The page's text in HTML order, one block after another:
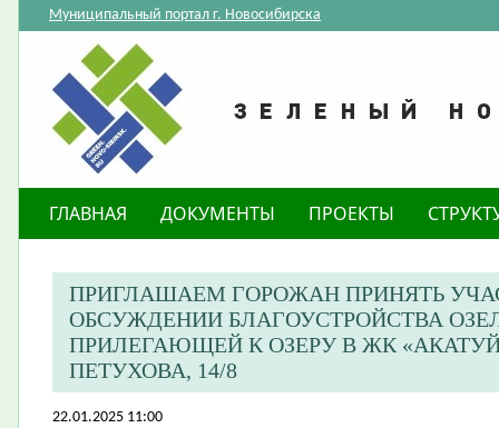
Муниципальный портал г. Новосибирска
ГЛАВНАЯ ДОКУМЕНТЫ ПРОЕКТЫ
ПРИГЛАШАЕМ ГОРОЖАН ПРИНЯТЬ
ОБСУЖДЕНИИ БЛАГОУСТРОЙСТВА
ПРИЛЕГАЮЩЕЙ К ОЗЕРУ В ЖК
ПЕТУХОВА, 14/8
22.01.2025 11:00